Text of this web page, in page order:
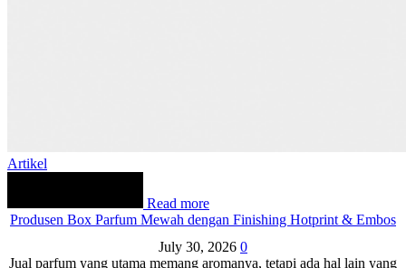
Artikel
Read more
Produsen Box Parfum Mewah dengan Finishing Hotprint & Embos
July 30, 2026 0
Jual parfum yang utama memang aromanya, tetapi ada hal lain yang